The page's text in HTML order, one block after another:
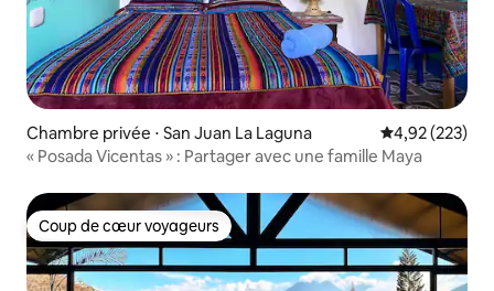
Chambre privée ⋅ San Juan La Laguna Évaluation
4,92 (223)
« Posada Vicentas » : Partager avec une famille Maya
Coup de cœur voyageurs
Coup de cœur voyageurs